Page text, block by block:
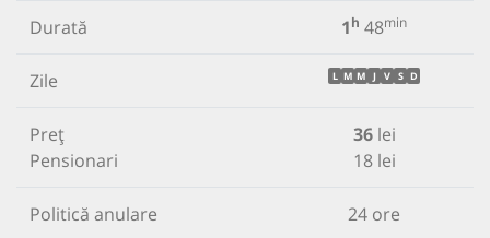
Durată 1h 48min
Zile L M M J V S D
Preț
Pensionari
36lei
18 lei
Politică anulare 24 ore